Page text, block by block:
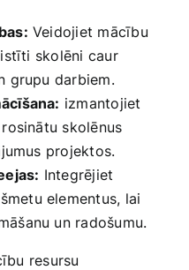
Veidojiet mācību
‌skolēni caur
⁣grupu darbiem.
izmantojiet‍
skolēnus
‌projektos.
Integrējiet
‌elementus, ⁢lai‍
un radošumu.
resursu